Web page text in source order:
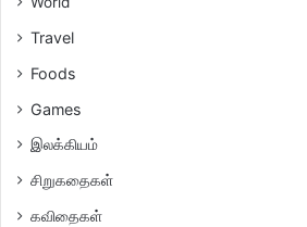
Travel
Foods
Games
இலக்கியம்
சிறுகதைகள்
கவிதைகள்